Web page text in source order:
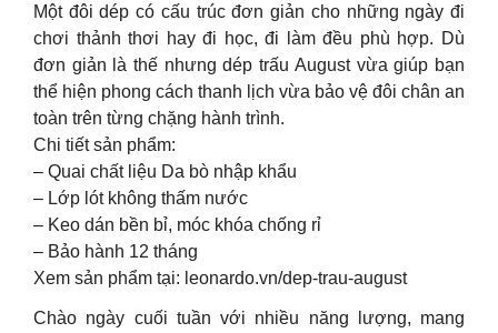
Một đôi dép có cấu trúc đơn giản cho những ngày đi
chơi thảnh thơi hay đi học, đi làm đều phù hợp. Dù
đơn giản là thế nhưng dép trấu August vừa giúp bạn
thể hiện phong cách thanh lịch vừa bảo vệ đôi chân an
toàn trên từng chặng hành trình.
Chi tiết sản phẩm:
– Quai chất liệu Da bò nhập khẩu
– Lớp lót không thấm nước
– Keo dán bền bỉ, móc khóa chống rỉ
– Bảo hành 12 tháng
Xem sản phẩm tại: leonardo.vn/dep-trau-august
Chào ngày cuối tuần với nhiều năng lượng, mang